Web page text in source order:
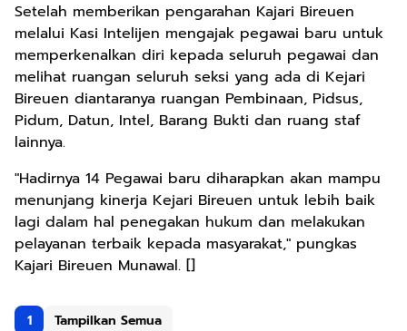
Setelah memberikan pengarahan Kajari Bireuen
melalui Kasi Intelijen mengajak pegawai baru untuk
memperkenalkan diri kepada seluruh pegawai dan
melihat ruangan seluruh seksi yang ada di Kejari
Bireuen diantaranya ruangan Pembinaan, Pidsus,
Pidum, Datun, Intel, Barang Bukti dan ruang staf
lainnya.
"Hadirnya 14 Pegawai baru diharapkan akan mampu
menunjang kinerja Kejari Bireuen untuk lebih baik
lagi dalam hal penegakan hukum dan melakukan
pelayanan terbaik kepada masyarakat," pungkas
Kajari Bireuen Munawal. []
1 Tampilkan Semua